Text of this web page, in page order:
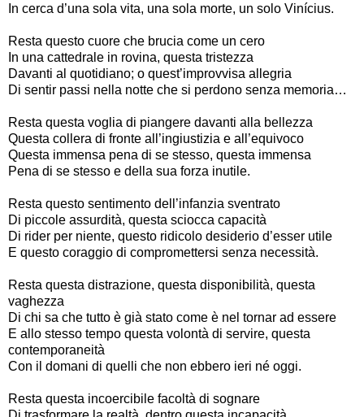
In cerca d’una sola vita, una sola morte, un solo Vinícius.
Resta questo cuore che brucia come un cero
In una cattedrale in rovina, questa tristezza
Davanti al quotidiano; o quest’improvvisa allegria
Di sentir passi nella notte che si perdono senza memoria…
Resta questa voglia di piangere davanti alla bellezza
Questa collera di fronte all’ingiustizia e all’equivoco
Questa immensa pena di se stesso, questa immensa
Pena di se stesso e della sua forza inutile.
Resta questo sentimento dell’infanzia sventrato
Di piccole assurdità, questa sciocca capacità
Di rider per niente, questo ridicolo desiderio d’esser utile
E questo coraggio di compromettersi senza necessità.
Resta questa distrazione, questa disponibilità, questa
vaghezza
Di chi sa che tutto è già stato come è nel tornar ad essere
E allo stesso tempo questa volontà di servire, questa
contemporaneità
Con il domani di quelli che non ebbero ieri né oggi.
Resta questa incoercibile facoltà di sognare